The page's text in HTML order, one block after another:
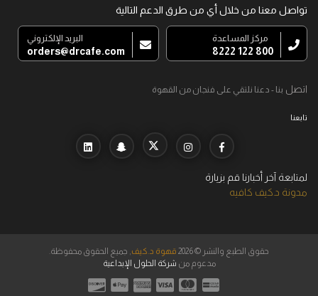
تواصل معنا من خلال أي من طرق الدعم التالية
مركز المساعدة
800 122 8222
البريد الإلكتروني
orders@drcafe.com
اتصل بنا - دعنا نلتقي على فنجان من القهوة
تابعنا
لمتابعة آخر أخبارنا قم بزيارة
مدونة د.كيف كافيه
حقوق الطبع والنشر © 2026 قهوة د.كيف, جميع الحقوق محفوظة.
مدعوم من شركة الحلول الإبداعية